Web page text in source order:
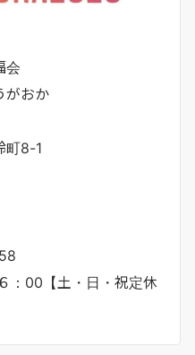
会
がおか
8-1
：00【土・日・祝定休